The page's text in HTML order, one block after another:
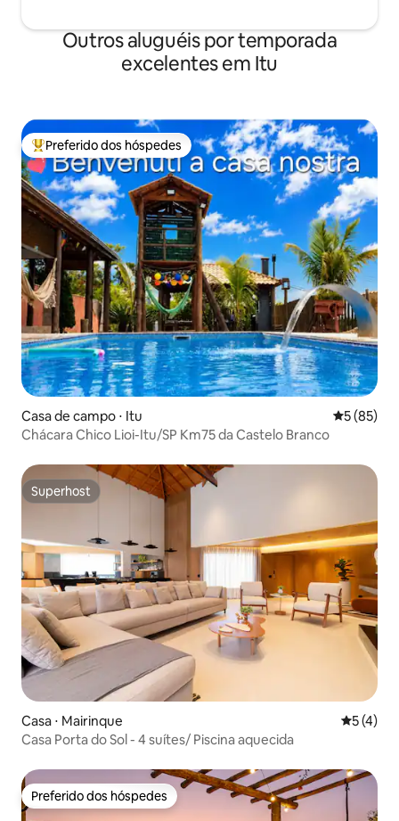
Outros aluguéis por temporada
excelentes em Itu
Entre os melhores preferidos dos hóspedes
Preferido dos hóspedes
Casa de campo ⋅ Itu 5 de uma
5 (85)
Chácara Chico Lioi-Itu/SP Km75 da Castelo Branco
Superhost
Superhost
Casa ⋅ Mairinque 5 de
5 (4)
Casa Porta do Sol - 4 suítes/ Piscina aquecida
Preferido dos hóspedes
Preferido dos hóspedes